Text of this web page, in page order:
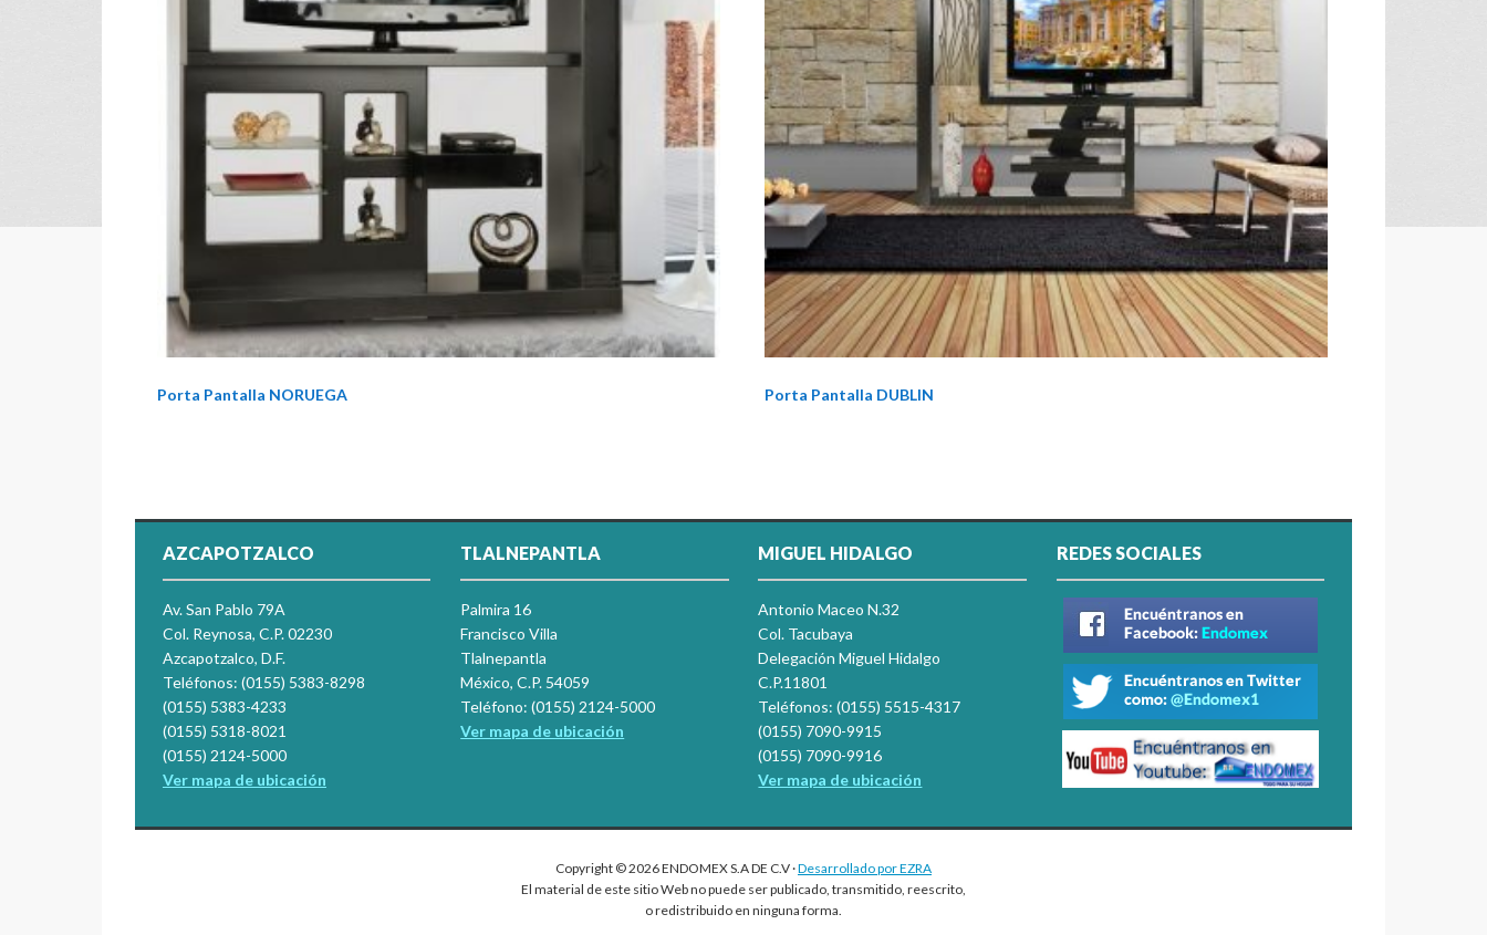
Porta Pantalla NORUEGA Porta Pantalla DUBLIN
AZCAPOTZALCO
Av. San Pablo 79A
Col. Reynosa, C.P. 02230
Azcapotzalco, D.F.
Teléfonos: (0155) 5383-8298
(0155) 5383-4233
(0155) 5318-8021
(0155) 2124-5000
Ver mapa de ubicación
TLALNEPANTLA
Palmira 16
Francisco Villa
Tlalnepantla
México, C.P. 54059
Teléfono: (0155) 2124-5000
Ver mapa de ubicación
MIGUEL HIDALGO
Antonio Maceo N.32
Col. Tacubaya
Delegación Miguel Hidalgo
C.P.11801
Teléfonos: (0155) 5515-4317
(0155) 7090-9915
(0155) 7090-9916
Ver mapa de ubicación
REDES SOCIALES
Copyright © 2026 ENDOMEX S.A DE C.V ·Desarrollado por EZRA
El material de este sitio Web no puede ser publicado, transmitido, reescrito,
o redistribuido en ninguna forma.